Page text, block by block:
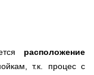
расположение
т.к. процес с